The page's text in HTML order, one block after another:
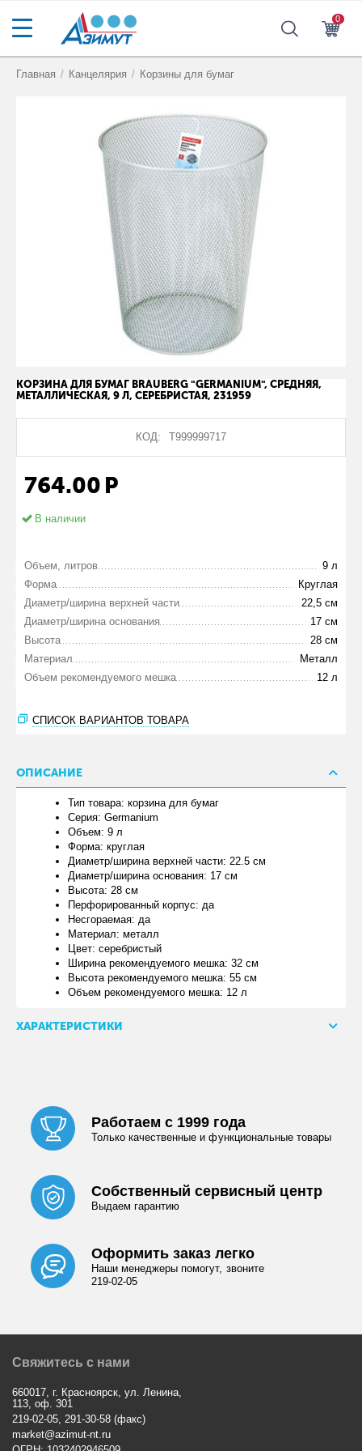
0
Главная / Канцелярия / Корзины для бумаг
КОРЗИНА ДЛЯ БУМАГ BRAUBERG "GERMANIUM", СРЕДНЯЯ,
МЕТАЛЛИЧЕСКАЯ, 9 Л, СЕРЕБРИСТАЯ, 231959
КОД: Т999999717
764.00 Р
В наличии
Объем, литров
9 л
Форма
Круглая
Диаметр/ширина верхней части
22,5 см
Диаметр/ширина основания
17 см
Высота
28 см
Материал
Металл
Объем рекомендуемого мешка
12 л
СПИСОК ВАРИАНТОВ ТОВАРА
ОПИСАНИЕ
Тип товара: корзина для бумаг
Серия: Germanium
Объем: 9 л
Форма: круглая
Диаметр/ширина верхней части: 22.5 см
Диаметр/ширина основания: 17 см
Высота: 28 см
Перфорированный корпус: да
Несгораемая: да
Материал: металл
Цвет: серебристый
Ширина рекомендуемого мешка: 32 см
Высота рекомендуемого мешка: 55 см
Объем рекомендуемого мешка: 12 л
ХАРАКТЕРИСТИКИ
Работаем с 1999 года
Только качественные и функциональные товары
Собственный сервисный центр
Выдаем гарантию
Оформить заказ легко
Наши менеджеры помогут, звоните
219-02-05
Свяжитесь с нами
660017, г. Красноярск, ул. Ленина,
113, оф. 301
219-02-05, 291-30-58 (факс)
market@azimut-nt.ru